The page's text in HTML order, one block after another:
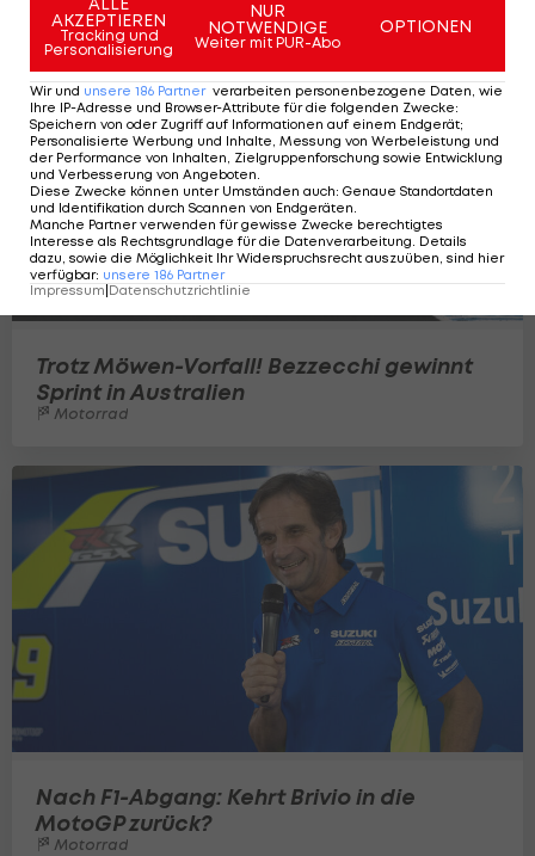
Trotz Möwen-Vorfall! Bezzecchi gewinnt
Sprint in Australien
Motorrad
Nach F1-Abgang: Kehrt Brivio in die
MotoGP zurück?
Motorrad
AKZEPTIEREN
Tracking und
Personalisierung
NUR
NOTWENDIGE
Weiter mit PUR-Abo
OPTIONEN
Wir und unsere 186 Partner verarbeiten personenbezogene Daten, wie
Ihre IP-Adresse und Browser-Attribute für die folgenden Zwecke:
Speichern von oder Zugriff auf Informationen auf einem Endgerät;
Personalisierte Werbung und Inhalte, Messung von Werbeleistung und
der Performance von Inhalten, Zielgruppenforschung sowie Entwicklung
und Verbesserung von Angeboten
Diese Zwecke können unter Umständen auch: Genaue Standortdaten
und Identifikation durch Scannen von Endgeräten
Manche Partner verwenden für gewisse Zwecke berechtigtes
Interesse als Rechtsgrundlage für die Datenverarbeitung. Details
dazu, sowie die Möglichkeit Ihr Widerspruchsrecht auszuüben, sind hier
verfügbar: unsere 186 Partner
Impressum|Datenschutzrichtlinie